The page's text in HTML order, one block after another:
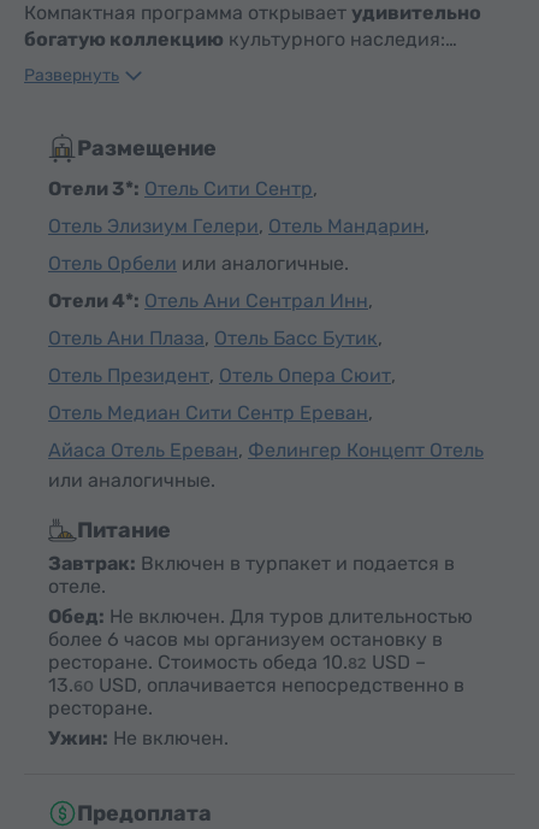
Компактная программа открывает удивительно
богатую коллекцию культурного наследия:…
Развернуть
Размещение
Отели 3*: Отель Сити Сентр,
Отель Элизиум Гелери, Отель Мандарин,
Отель Орбели или аналогичные.
Отели 4*: Отель Ани Сентрал Инн,
Отель Ани Плаза, Отель Басс Бутик,
Отель Президент, Отель Опера Сюит,
Отель Медиан Сити Сентр Ереван,
Айаса Отель Ереван, Фелингер Концепт Отель
или аналогичные.
Питание
Завтрак: Включен в турпакет и подается в
отеле.
Обед: Не включен. Для туров длительностью
более 6 часов мы организуем остановку в
ресторане. Стоимость обеда 10.82 USD –
13.60 USD, оплачивается непосредственно в
ресторане.
Ужин: Не включен.
Предоплата